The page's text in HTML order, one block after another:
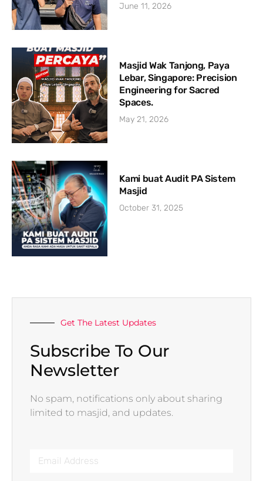
June 11, 2026
Masjid Wak Tanjong, Paya
Lebar, Singapore: Precision
Engineering for Sacred
Spaces.
May 21, 2026
Kami buat Audit PA Sistem
Masjid
October 31, 2025
Get The Latest Updates
Subscribe To Our
Newsletter
No spam, notifications only about sharing
limited to masjid, and updates.